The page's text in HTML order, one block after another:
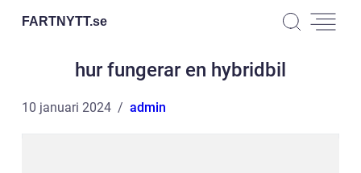
FARTNYTT.se
hur fungerar en hybridbil
10 januari 2024 admin